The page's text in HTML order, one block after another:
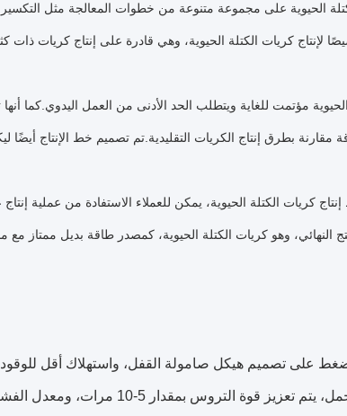
الحيوية على مجموعة متنوعة من خطوات المعالجة مثل التكسير
لإنتاج كريات الكتلة الحيوية، وهي قادرة على إنتاج كريات
مؤتمت للغاية ويتطلب الحد الأدنى من العمل اليدوي.كما
من الطاقة مقارنة بطرق إنتاج الكريات التقليدية.تم تصميم خط الإنتاج
كريات الكتلة الحيوية، يمكن للعملاء الاستفادة من عملية
النهائي، وهو كريات الكتلة الحيوية، كمصدر طاقة بديل ممتاز مع
على تصميم هيكل صامولة القفل، واستهلاك أقل
التروس بمقدار 5-10 مرات، ومعدل الفشل منخفض، والثبات قوي.